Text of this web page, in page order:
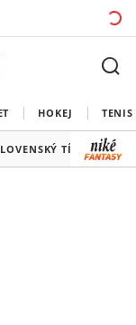
HOKEJ TENIS
TÍM